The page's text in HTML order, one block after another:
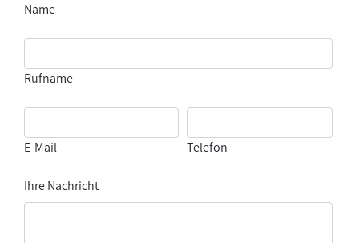
Name
Rufname
E-Mail Telefon
Ihre Nachricht